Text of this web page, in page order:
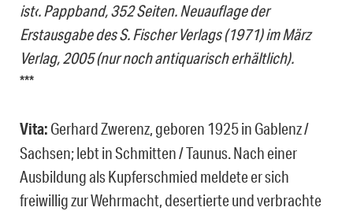
ist‹. Pappband, 352 Seiten. Neuauflage der
Erstausgabe des S. Fischer Verlags (1971) im März
Verlag, 2005 (nur noch antiquarisch erhältlich).
***
Vita: Gerhard Zwerenz, geboren 1925 in Gablenz /
Sachsen; lebt in Schmitten / Taunus. Nach einer
Ausbildung als Kupferschmied meldete er sich
freiwillig zur Wehrmacht, desertierte und verbrachte